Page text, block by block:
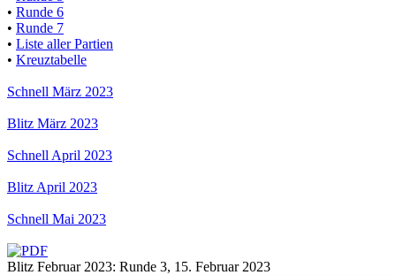
• Runde 6
• Runde 7
• Liste aller Partien
• Kreuztabelle
Schnell März 2023
Blitz März 2023
Schnell April 2023
Blitz April 2023
Schnell Mai 2023
Blitz Februar 2023: Runde 3, 15. Februar 2023